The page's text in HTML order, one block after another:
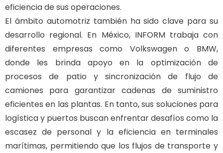
eficiencia de sus operaciones.
El ámbito automotriz también ha sido clave para su
desarrollo regional. En México, INFORM trabaja con
diferentes empresas como Volkswagen o BMW,
donde les brinda apoyo en la optimización de
procesos de patio y sincronización de flujo de
camiones para garantizar cadenas de suministro
eficientes en las plantas. En tanto, sus soluciones para
logística y puertos buscan enfrentar desafíos como la
escasez de personal y la eficiencia en terminales
marítimas, permitiendo que los flujos de transporte y